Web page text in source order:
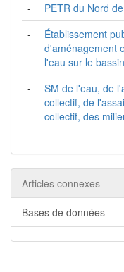
-
PETR du Nord
-
Établissement
d'aménagement
l'eau sur le
-
SM de l'eau, de
collectif, de
collectif, des
Articles connexes
Bases de données